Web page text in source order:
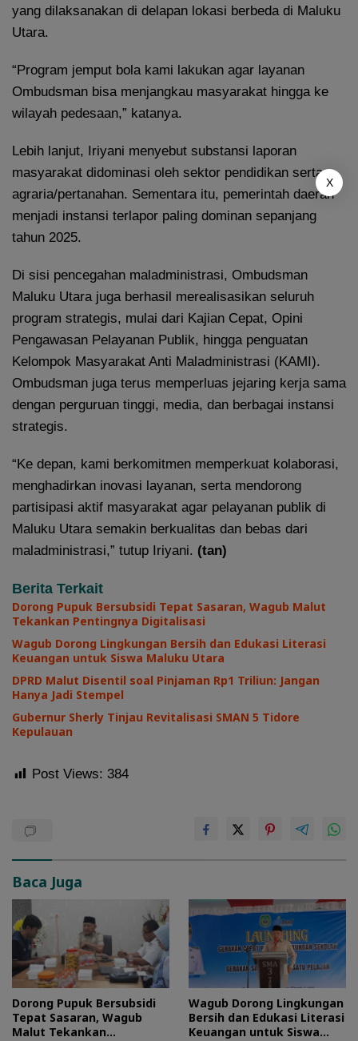
yang dilaksanakan di delapan lokasi berbeda di Maluku
Utara.
“Program jemput bola kami lakukan agar layanan
Ombudsman bisa menjangkau masyarakat hingga ke
wilayah pedesaan,” katanya.
Lebih lanjut, Iriyani menyebut substansi laporan
masyarakat didominasi oleh sektor pendidikan serta
agraria/pertanahan. Sementara itu, pemerintah daerah
menjadi instansi terlapor paling dominan sepanjang
tahun 2025.
Di sisi pencegahan maladministrasi, Ombudsman
Maluku Utara juga berhasil merealisasikan seluruh
program strategis, mulai dari Kajian Cepat, Opini
Pengawasan Pelayanan Publik, hingga penguatan
Kelompok Masyarakat Anti Maladministrasi (KAMI).
Ombudsman juga terus memperluas jejaring kerja sama
dengan perguruan tinggi, media, dan berbagai instansi
strategis.
“Ke depan, kami berkomitmen memperkuat kolaborasi,
menghadirkan inovasi layanan, serta mendorong
partisipasi aktif masyarakat agar pelayanan publik di
Maluku Utara semakin berkualitas dan bebas dari
maladministrasi,” tutup Iriyani. (tan)
Berita Terkait
Dorong Pupuk Bersubsidi Tepat Sasaran, Wagub Malut
Tekankan Pentingnya Digitalisasi
Wagub Dorong Lingkungan Bersih dan Edukasi Literasi
Keuangan untuk Siswa Maluku Utara
DPRD Malut Disentil soal Pinjaman Rp1 Triliun: Jangan
Hanya Jadi Stempel
Gubernur Sherly Tinjau Revitalisasi SMAN 5 Tidore
Kepulauan
Post Views: 384
Baca Juga
Dorong Pupuk Bersubsidi
Tepat Sasaran, Wagub
Malut Tekankan
Wagub Dorong Lingkungan
Bersih dan Edukasi Literasi
Keuangan untuk Siswa
X